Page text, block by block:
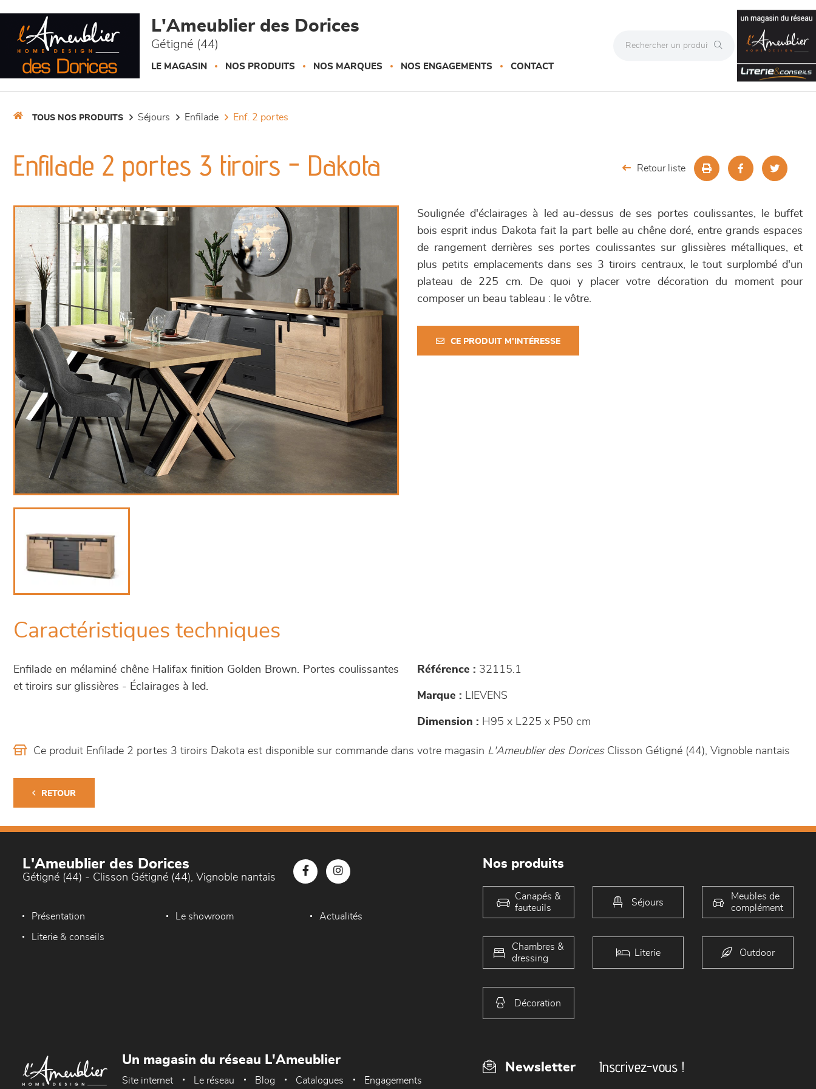
L'Ameublier des Dorices
Gétigné (44)
LE MAGASIN NOS PRODUITS NOS MARQUES NOS ENGAGEMENTS CONTACT
TOUS NOS PRODUITS séjours enfilade enf. 2 portes
Enfilade 2 portes 3 tiroirs - Dakota Retour liste
Soulignée d'éclairages à led au-dessus de ses portes coulissantes, le buffet
bois esprit indus Dakota fait la part belle au chêne doré, entre grands espaces
de rangement derrières ses portes coulissantes sur glissières métalliques, et
plus petits emplacements dans ses 3 tiroirs centraux, le tout surplombé d'un
plateau de 225 cm. De quoi y placer votre décoration du moment pour
composer un beau tableau : le vôtre.
CE PRODUIT M'INTÉRESSE
Caractéristiques techniques
Enfilade en mélaminé chêne Halifax finition Golden Brown. Portes coulissantes
et tiroirs sur glissières - Éclairages à led.
Référence : 32115.1
Marque : LIEVENS
Dimension : H95 x L225 x P50 cm
Ce produit Enfilade 2 portes 3 tiroirs Dakota est disponible sur commande dans votre magasin L'Ameublier des DoricesClisson Gétigné (44), Vignoble nantais
RETOUR
L'Ameublier des Dorices
Gétigné (44) - Clisson Gétigné (44), Vignoble nantais
Présentation Le showroom Actualités
Literie & conseils
Nos produits
Canapés &
fauteuils
Séjours
Meubles de
complément
Chambres &
dressing
Literie Outdoor
Décoration
Newsletter Inscrivez-vous !
Un magasin du réseau L'Ameublier
Site internet Le réseau Blog Catalogues Engagements